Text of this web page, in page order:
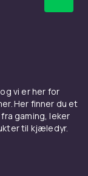
vi er her for
Her finner du et
gaming, leker
til kjæledyr.